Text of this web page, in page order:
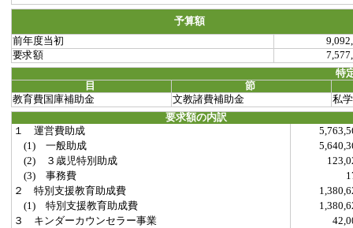
予算額
前年度当初
要求額
特
目
節
教育費国庫補助金
文教諸費補助金
私
要求額の内訳
１ 運営費助成
(1) 一般助成
(2) ３歳児特別助成
(3) 事務費
２ 特別支援教育助成費
(1) 特別支援教育助成費
３ キンダーカウンセラー事業